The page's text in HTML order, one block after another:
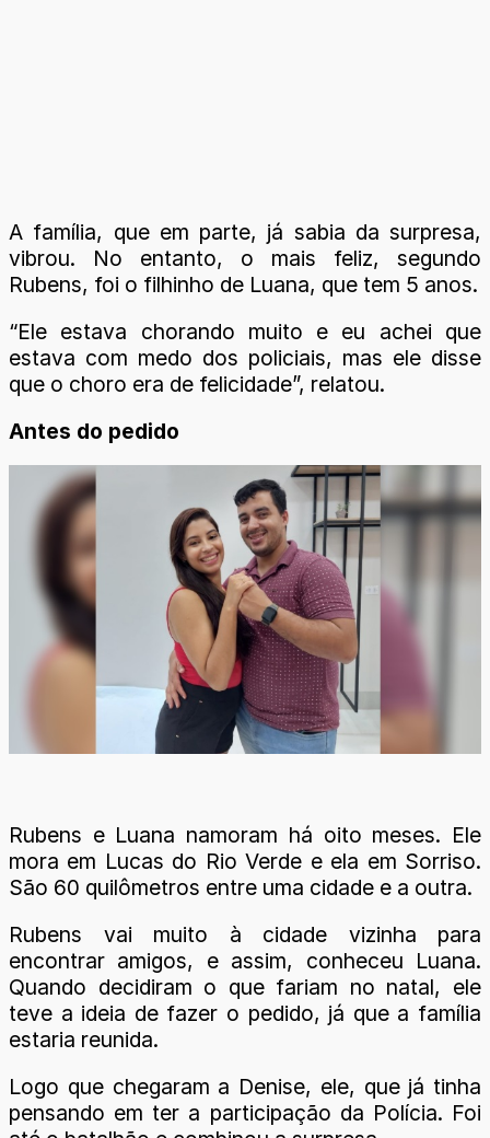
A família, que em parte, já sabia da surpresa,
vibrou. No entanto, o mais feliz, segundo
Rubens, foi o filhinho de Luana, que tem 5 anos.
“Ele estava chorando muito e eu achei que
estava com medo dos policiais, mas ele disse
que o choro era de felicidade”, relatou.
Antes do pedido
Rubens e Luana namoram há oito meses. Ele
mora em Lucas do Rio Verde e ela em Sorriso.
São 60 quilômetros entre uma cidade e a outra.
Rubens vai muito à cidade vizinha para
encontrar amigos, e assim, conheceu Luana.
Quando decidiram o que fariam no natal, ele
teve a ideia de fazer o pedido, já que a família
estaria reunida.
Logo que chegaram a Denise, ele, que já tinha
pensando em ter a participação da Polícia. Foi